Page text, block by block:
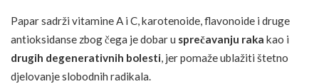
Papar sadrži vitamine A i C, karotenoide, flavonoide i druge
antioksidanse zbog čega je dobar u sprečavanju raka kao i
drugih degenerativnih bolesti, jer pomaže ublažiti štetno
djelovanje slobodnih radikala.